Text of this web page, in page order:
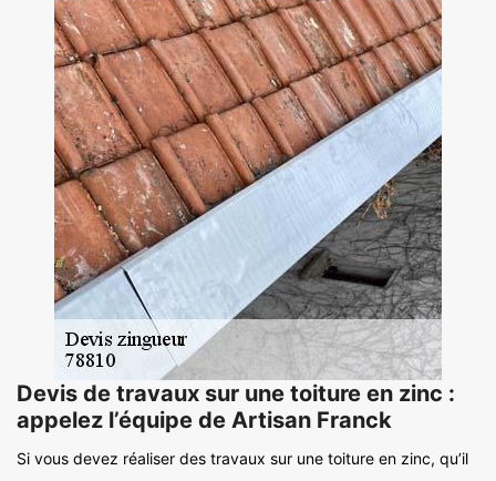
Devis de travaux sur une toiture en zinc :
appelez l’équipe de Artisan Franck
Si vous devez réaliser des travaux sur une toiture en zinc, qu’il